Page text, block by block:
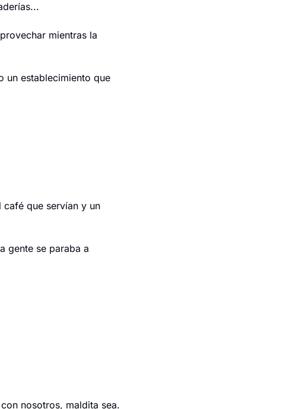
mientras la
un establecimiento que
café que servían y un
gente se paraba a
nosotros, maldita sea.